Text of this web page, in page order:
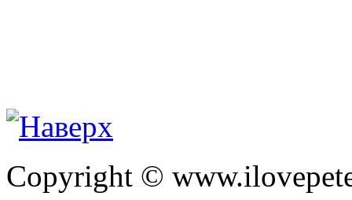
Copyright ©